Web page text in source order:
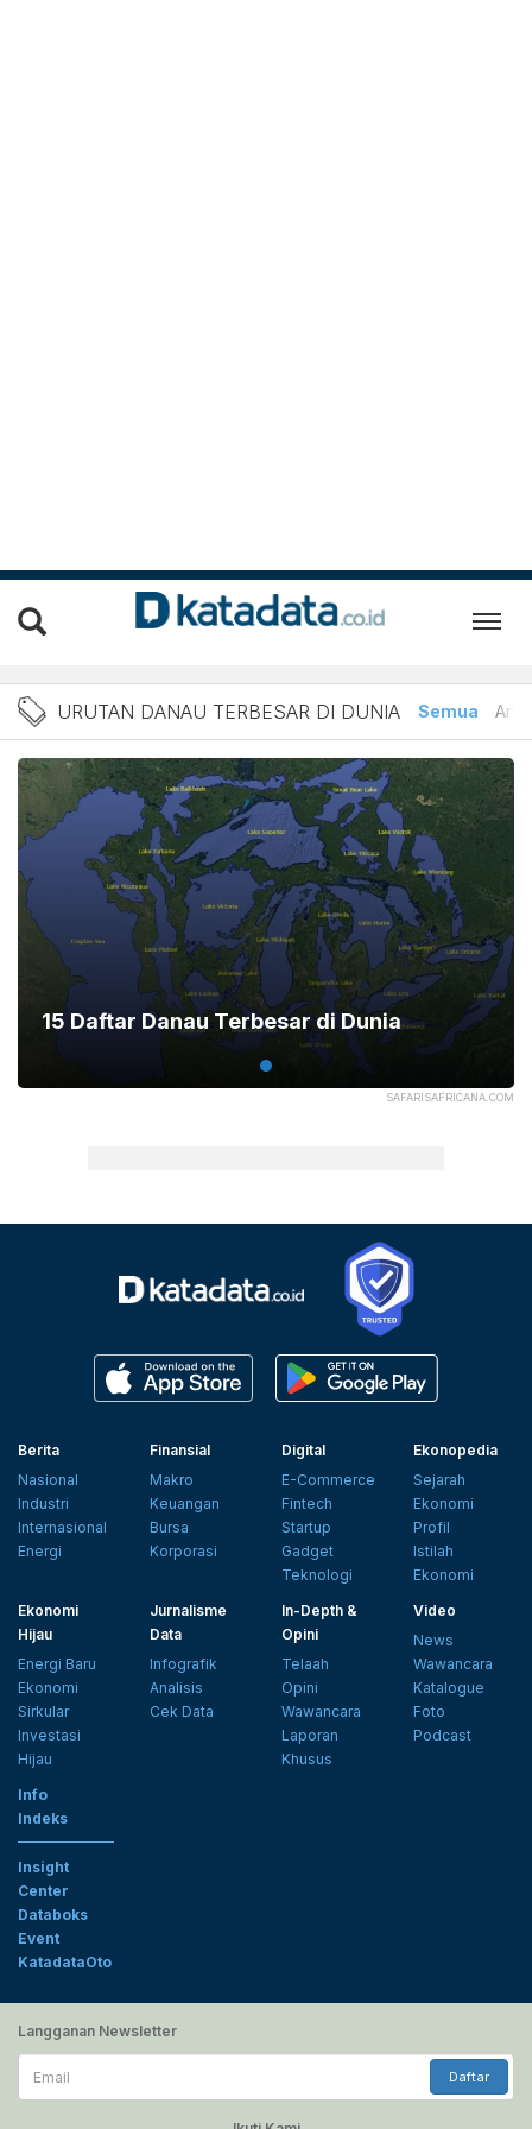
Berita Urutan Danau
URUTAN DANAU TERBESAR DI DUNIA Semua
SAFARISAFRICANA.COM
15 Daftar Danau Terbesar di Dunia
Berita
Nasional
Industri
Internasional
Energi
Finansial
Makro
Keuangan
Bursa
Korporasi
Digital
E-Commerce
Fintech
Startup
Gadget
Teknologi
Ekonopedia
Sejarah
Ekonomi
Profil
Istilah
Ekonomi
Ekonomi
Hijau
Energi Baru
Ekonomi
Sirkular
Investasi
Hijau
Jurnalisme
Data
Infografik
Analisis
Cek Data
In-Depth &
Opini
Telaah
Opini
Wawancara
Laporan
Khusus
Video
News
Wawancara
Katalogue
Foto
Podcast
Info
Indeks
Insight
Center
Databoks
Event
KatadataOto
Langganan Newsletter
Email
Daftar